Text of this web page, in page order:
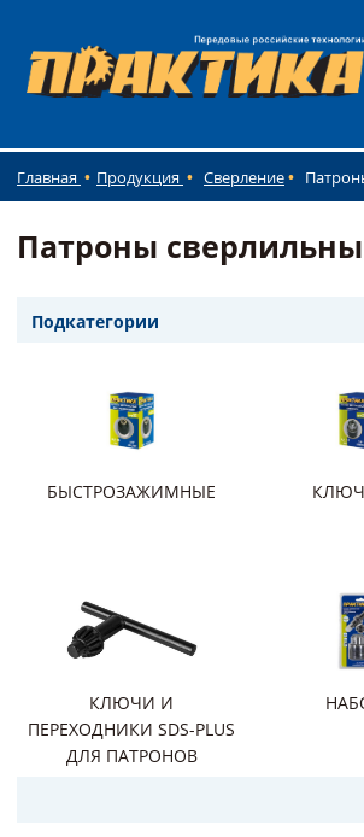
Главная Продукция Сверление
Патроны
Подкатегории
БЫСТРОЗАЖИМНЫЕ
КЛЮЧИ И
ПЕРЕХОДНИКИ SDS-PLUS
ДЛЯ ПАТРОНОВ